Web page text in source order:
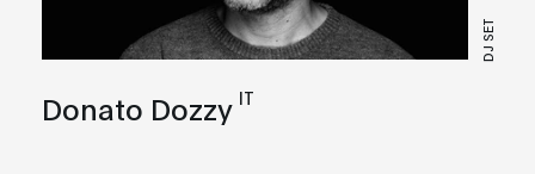
DJ SET
Donato Dozzy IT